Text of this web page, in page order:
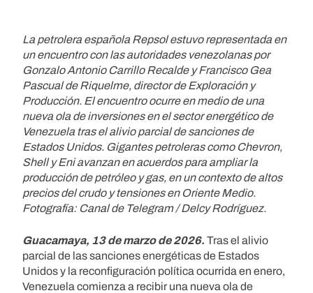
La petrolera española Repsol estuvo representada en
un encuentro con las autoridades venezolanas por
Gonzalo Antonio Carrillo Recalde y Francisco Gea
Pascual de Riquelme, director de Exploración y
Producción. El encuentro ocurre en medio de una
nueva ola de inversiones en el sector energético de
Venezuela tras el alivio parcial de sanciones de
Estados Unidos. Gigantes petroleras como Chevron,
Shell y Eni avanzan en acuerdos para ampliar la
producción de petróleo y gas, en un contexto de altos
precios del crudo y tensiones en Oriente Medio.
Fotografía: Canal de Telegram / Delcy Rodríguez.
Guacamaya, 13 de marzo de 2026. Tras el alivio
parcial de las sanciones energéticas de Estados
Unidos y la reconfiguración política ocurrida en enero,
Venezuela comienza a recibir una nueva ola de